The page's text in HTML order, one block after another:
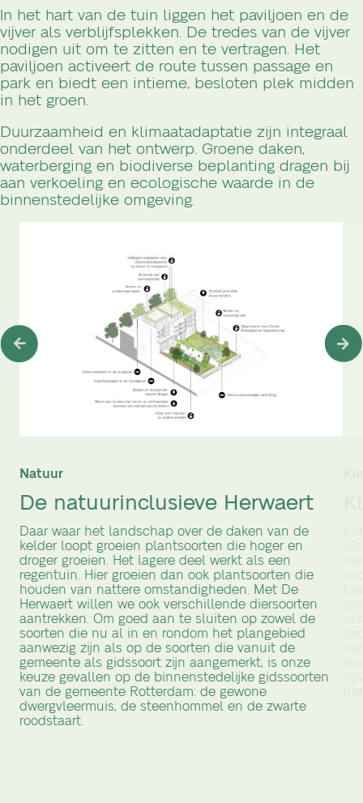
In het hart van de tuin liggen het paviljoen en de
vijver als verblijfsplekken. De tredes van de vijver
nodigen uit om te zitten en te vertragen. Het
paviljoen activeert de route tussen passage en
park en biedt een intieme, besloten plek midden
in het groen.
Duurzaamheid en klimaatadaptatie zijn integraal
onderdeel van het ontwerp. Groene daken,
waterberging en biodiverse beplanting dragen bij
aan verkoeling en ecologische waarde in de
binnenstedelijke omgeving.
Natuur
De natuurinclusieve Herwaert
Daar waar het landschap over de daken van de
kelder loopt groeien plantsoorten die hoger en
droger groeien. Het lagere deel werkt als een
regentuin. Hier groeien dan ook plantsoorten die
houden van nattere omstandigheden. Met De
Herwaert willen we ook verschillende diersoorten
aantrekken. Om goed aan te sluiten op zowel de
soorten die nu al in en rondom het plangebied
aanwezig zijn als op de soorten die vanuit de
gemeente als gidssoort zijn aangemerkt, is onze
keuze gevallen op de binnenstedelijke gidssoorten
van de gemeente Rotterdam: de gewone
dwergvleermuis, de steenhommel en de zwarte
roodstaart.